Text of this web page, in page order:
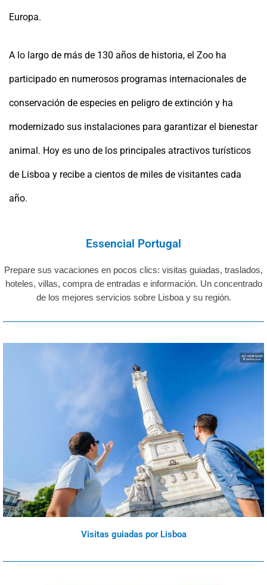
Europa.
A lo largo de más de 130 años de historia, el Zoo ha
participado en numerosos programas internacionales de
conservación de especies en peligro de extinción y ha
modernizado sus instalaciones para garantizar el bienestar
animal. Hoy es uno de los principales atractivos turísticos
de Lisboa y recibe a cientos de miles de visitantes cada
año.
Essencial Portugal
Prepare sus vacaciones en pocos clics: visitas guiadas, traslados,
hoteles, villas, compra de entradas e información. Un concentrado
de los mejores servicios sobre Lisboa y su región.
Visitas guiadas por Lisboa